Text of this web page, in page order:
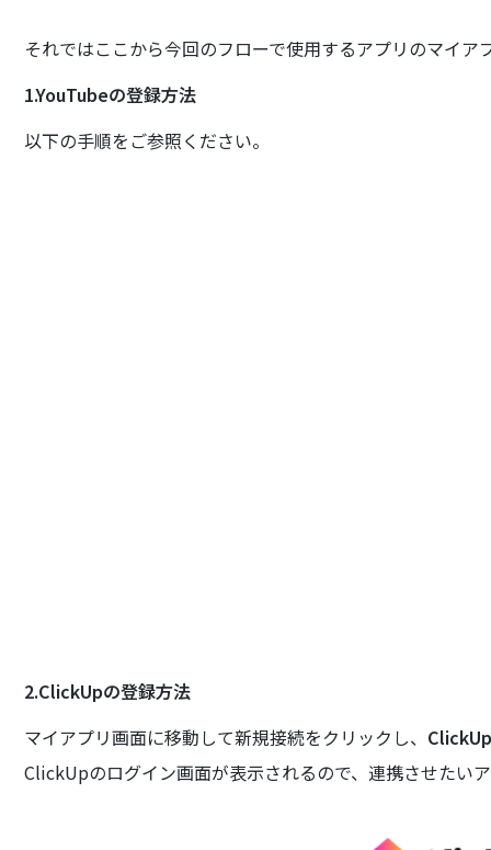
それではここから今回のフローで使用するアプリのマイア
1.YouTubeの登録方法
以下の手順をご参照ください。
2.ClickUpの登録方法
マイアプリ画面に移動して新規接続をクリックし、
ClickUpのログイン画面が表示されるので、連携させたい